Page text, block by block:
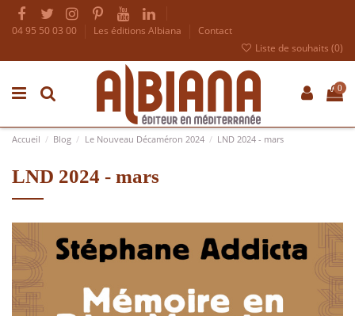
04 95 50 03 00 Les éditions Albiana
Contact
Liste de souhaits (0)
0
Accueil Blog Le Nouveau Décaméron 2024 LND 2024 - mars
LND 2024 - mars